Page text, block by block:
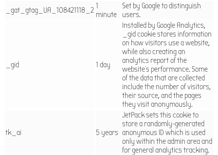
_gat_gtag_UA_108421118_2 1
minute
Set by Google to distinguish
users.
_gid 1 day
Installed by Google Analytics,
_gid cookie stores information
on how visitors use a website,
while also creating an
analytics report of the
website's performance. Some
of the data that are collected
include the number of visitors,
their source, and the pages
they visit anonymously.
tk_ai 5 years
JetPack sets this cookie to
store a randomly-generated
anonymous ID which is used
only within the admin area and
for general analytics tracking.